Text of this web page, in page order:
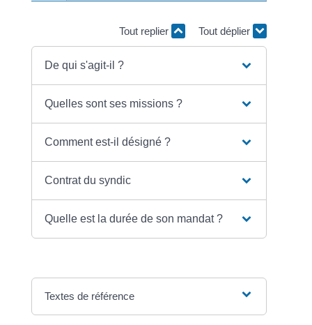
Tout replier Tout déplier
De qui s'agit-il ?
Quelles sont ses missions ?
Comment est-il désigné ?
Contrat du syndic
Quelle est la durée de son mandat ?
Textes de référence